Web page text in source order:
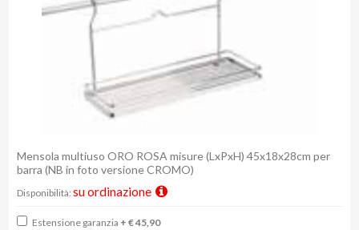
Mensola multiuso ORO ROSA misure (LxPxH) 45x18x28cm per
barra (NB in foto versione CROMO)
Disponibilità: su ordinazione
Estensione garanzia + € 45,90